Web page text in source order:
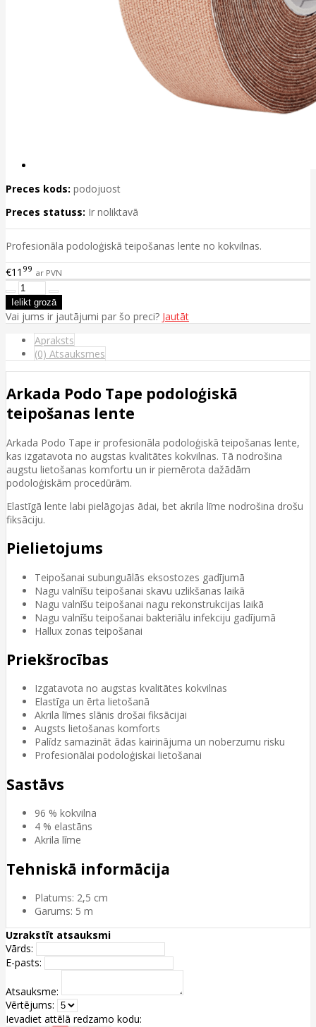
Preces kods: podojuost
Preces statuss: Ir noliktavā
Profesionāla podoloģiskā teipošanas lente no kokvilnas.
€11 99 ar PVN
Vai jums ir jautājumi par šo preci? Jautāt
Apraksts
(0) Atsauksmes
Arkada Podo Tape podoloģiskā
teipošanas lente
Arkada Podo Tape ir profesionāla podoloģiskā teipošanas lente,
kas izgatavota no augstas kvalitātes kokvilnas. Tā nodrošina
augstu lietošanas komfortu un ir piemērota dažādām
podoloģiskām procedūrām.
Elastīgā lente labi pielāgojas ādai, bet akrila līme nodrošina drošu
fiksāciju.
Pielietojums
Teipošanai subunguālās eksostozes gadījumā
Nagu valnīšu teipošanai skavu uzlikšanas laikā
Nagu valnīšu teipošanai nagu rekonstrukcijas laikā
Nagu valnīšu teipošanai bakteriālu infekciju gadījumā
Hallux zonas teipošanai
Priekšrocības
Izgatavota no augstas kvalitātes kokvilnas
Elastīga un ērta lietošanā
Akrila līmes slānis drošai fiksācijai
Augsts lietošanas komforts
Palīdz samazināt ādas kairinājuma un noberzumu risku
Profesionālai podoloģiskai lietošanai
Sastāvs
96 % kokvilna
4 % elastāns
Akrila līme
Tehniskā informācija
Platums: 2,5 cm
Garums: 5 m
Uzrakstīt atsauksmi
Vārds:
E-pasts:
Atsauksme:
Vērtējums:
Ievadiet attēlā redzamo kodu: